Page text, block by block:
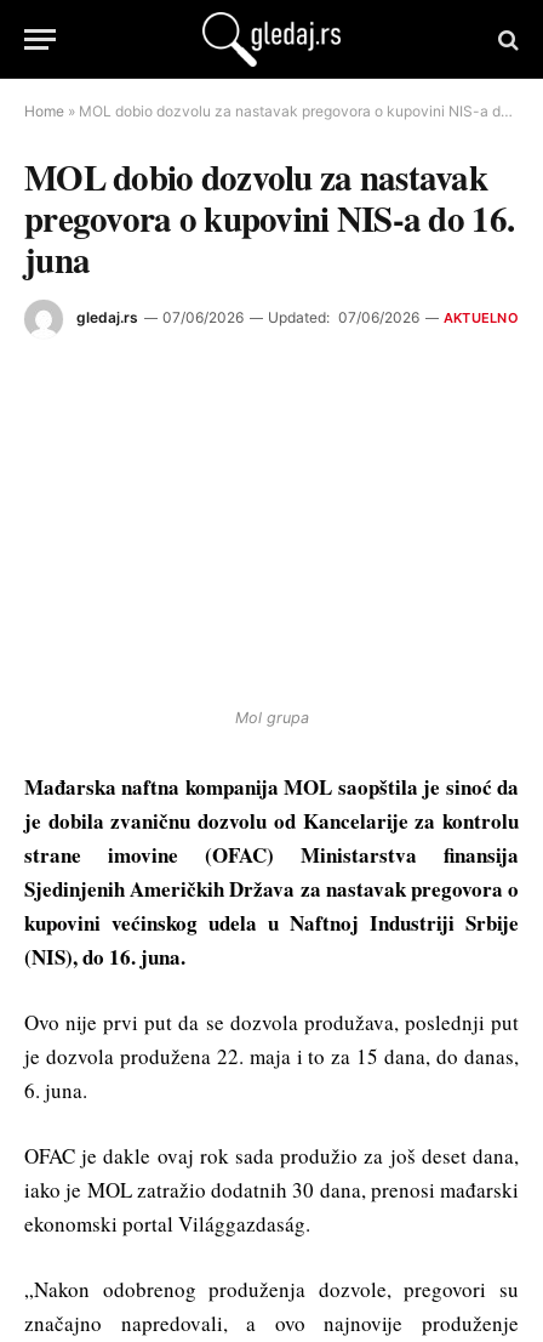
Home » MOL dobio dozvolu za nastavak pregovora o kupovini NIS-a do 16. juna
MOL dobio dozvolu za nastavak
pregovora o kupovini NIS-a do 16.
juna
gledaj.rs 07/06/2026 Updated: 07/06/2026 AKTUELNO
Mol grupa
Mađarska naftna kompanija MOL saopštila je sinoć da
je dobila zvaničnu dozvolu od Kancelarije za kontrolu
strane imovine (OFAC) Ministarstva finansija
Sjedinjenih Američkih Država za nastavak pregovora o
kupovini većinskog udela u Naftnoj Industriji Srbije
(NIS), do 16. juna.
Ovo nije prvi put da se dozvola produžava, poslednji put
je dozvola produžena 22. maja i to za 15 dana, do danas,
6. juna.
OFAC je dakle ovaj rok sada produžio za još deset dana,
iako je MOL zatražio dodatnih 30 dana, prenosi mađarski
ekonomski portal Világgazdaság.
„Nakon odobrenog produženja dozvole, pregovori su
značajno napredovali, a ovo najnovije produženje